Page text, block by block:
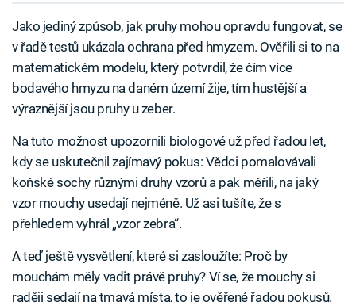
Jako jediný způsob, jak pruhy mohou opravdu fungovat, se
v řadě testů ukázala ochrana před hmyzem. Ověřili si to na
matematickém modelu, který potvrdil, že čím více
bodavého hmyzu na daném území žije, tím hustější a
výraznější jsou pruhy u zeber.
Na tuto možnost upozornili biologové už před řadou let,
kdy se uskutečnil zajímavý pokus: Vědci pomalovávali
koňské sochy různými druhy vzorů a pak měřili, na jaký
vzor mouchy usedají nejméně. Už asi tušíte, že s
přehledem vyhrál „vzor zebra“.
A teď ještě vysvětlení, které si zasloužíte: Proč by
mouchám měly vadit právě pruhy? Ví se, že mouchy si
raději sedají na tmavá místa, to je ověřené řadou pokusů.